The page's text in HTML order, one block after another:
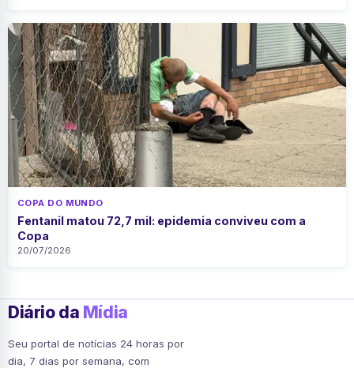
COPA DO MUNDO
Fentanil matou 72,7 mil: epidemia conviveu com a
Copa
20/07/2026
Diário da Mídia
Seu portal de notícias 24 horas por
dia, 7 dias por semana, com